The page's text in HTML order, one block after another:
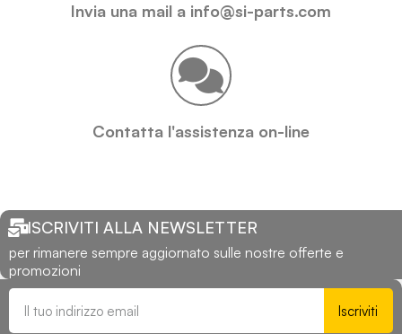
Invia una mail a info@si-parts.com
Contatta l'assistenza on-line
ISCRIVITI ALLA NEWSLETTER
per rimanere sempre aggiornato sulle nostre offerte e
promozioni
Iscriviti